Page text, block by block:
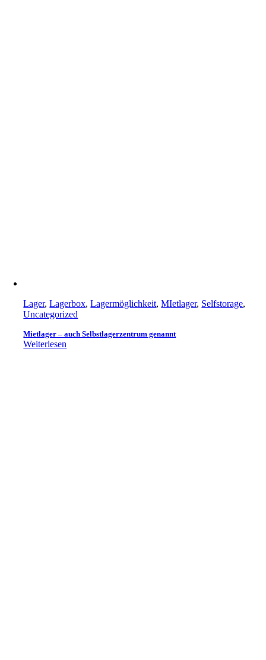
Lager,Lagerbox,Lagermöglichkeit,MIetlager, Selfstorage,
Uncategorized
Mietlager – auch Selbstlagerzentrum genannt
Weiterlesen